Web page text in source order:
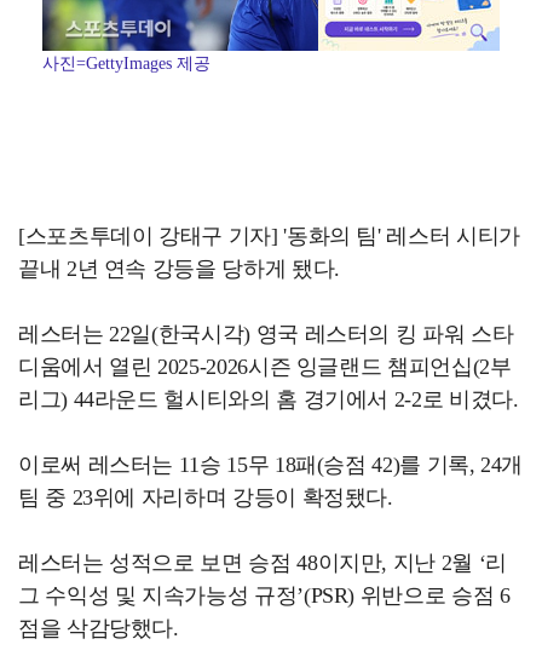
사진=GettyImages 제공
[스포츠투데이 강태구 기자] '동화의 팀' 레스터 시티가
끝내 2년 연속 강등을 당하게 됐다.
레스터는 22일(한국시각) 영국 레스터의 킹 파워 스타
디움에서 열린 2025-2026시즌 잉글랜드 챔피언십(2부
리그) 44라운드 헐시티와의 홈 경기에서 2-2로 비겼다.
이로써 레스터는 11승 15무 18패(승점 42)를 기록, 24개
팀 중 23위에 자리하며 강등이 확정됐다.
레스터는 성적으로 보면 승점 48이지만, 지난 2월 ‘리
그 수익성 및 지속가능성 규정’(PSR) 위반으로 승점 6
점을 삭감당했다.